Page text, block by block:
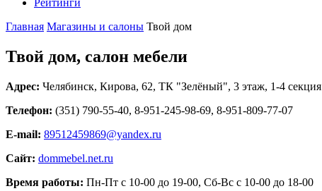
Рейтинги
Главная Магазины и салоны Твой дом
Твой дом, салон мебели
Адрес: Челябинск, Кирова, 62, ТК "Зелёный", 3 этаж, 1-4 секция
Телефон: (351) 790-55-40, 8-951-245-98-69, 8-951-809-77-07
E-mail: 89512459869@yandex.ru
Сайт: dommebel.net.ru
Время работы: Пн-Пт с 10-00 до 19-00, Сб-Вс с 10-00 до 18-00